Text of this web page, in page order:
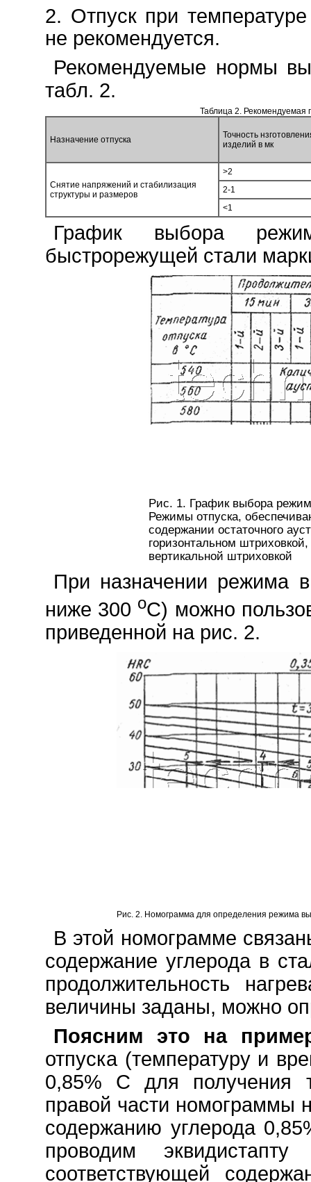
2. Отпуск при
не рекомендуется.
Рекомендуемые нормы
табл. 2.
Таблица 2. Рекомендуемая
Назначение отпуска
Точность
изделий в мк
Снятие напряжений и стабилизация
структуры и размеров
>2
2-1
<1
График выбора
быстрорежущей стали
Рис. 1. График выбора
Режимы отпуска,
содержании остаточного
горизонтальном
вертикальной штриховкой
При назначении режима
ниже 300 oС) можно
приведенной на рис. 2.
Рис. 2. Номограмма для определения режима
В этой номограмме
содержание углерода в
продолжительность
величины заданы, можно
Поясним это на
отпуска (температуру и
0,85% С для получения
правой части номограммы
содержанию углерода
проводим
соответствующей